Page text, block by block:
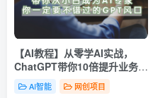
【AI教程】从零学AI实战，
ChatGPT带你10倍提升业务生
产力！
AI智能 网创项目